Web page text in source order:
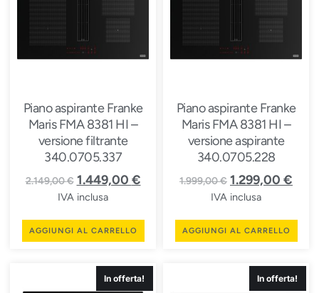
Piano aspirante Franke
Maris FMA 8381 HI –
versione filtrante
340.0705.337
2.149,00€ 1.449,00 €
IVA inclusa
AGGIUNGI AL CARRELLO
Piano aspirante Franke
Maris FMA 8381 HI –
versione aspirante
340.0705.228
1.999,00€ 1.299,00 €
IVA inclusa
AGGIUNGI AL CARRELLO
In offerta! In offerta!